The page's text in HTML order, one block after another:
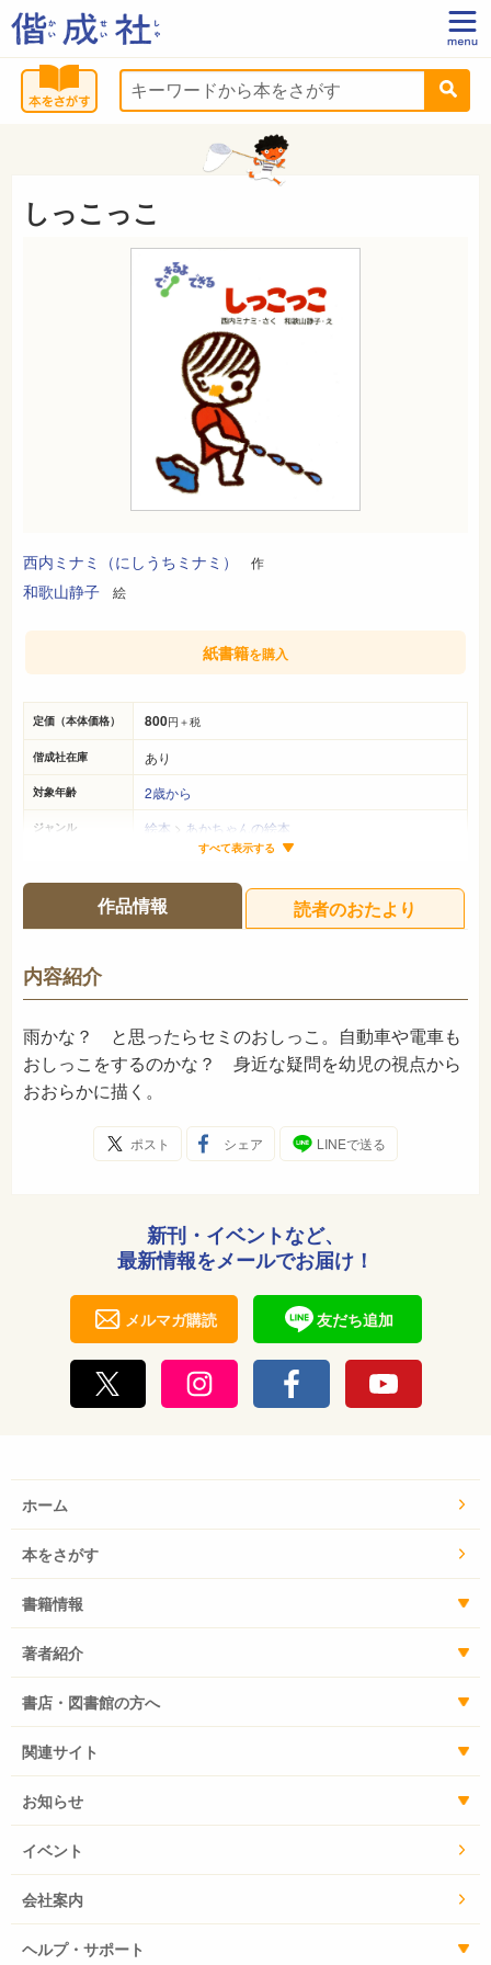
しっこっこ
西内ミナミ（にしうちミナミ） 作
和歌山静子 絵
定価（本体価格） 800円＋税
偕成社在庫 あり
対象年齢 2歳から
ジャンル 絵本 > あかちゃんの絵本
32ページ
ISBN 978-4-03-122110-8
NDC
発売日 1980年9月
すべて表示する
紙書籍を購入
作品情報 読者のおたより
内容紹介
雨かな？ と思ったらセミのおしっこ。自動車や電車も
おしっこをするのかな？ 身近な疑問を幼児の視点から
おおらかに描く。
ポスト シェア LINEで送る
新刊・イベントなど、
最新情報をメールでお届け！
メルマガ購読 友だち追加
ホーム
本をさがす
書籍情報
著者紹介
書店・図書館の方へ
関連サイト
お知らせ
イベント
会社案内
ヘルプ・サポート